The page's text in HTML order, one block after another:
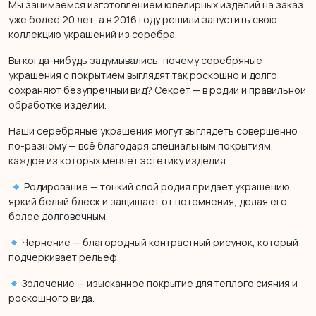
Мы занимаемся изготовлением ювелирных изделий на заказ
уже более 20 лет, а в 2016 году решили запустить свою
коллекцию украшений из серебра.
Вы когда-нибудь задумывались, почему серебряные
украшения с покрытием выглядят так роскошно и долго
сохраняют безупречный вид? Секрет — в родии и правильной
обработке изделий.
Наши серебряные украшения могут выглядеть совершенно
по-разному — всё благодаря специальным покрытиям,
каждое из которых меняет эстетику изделия.
Родирование — тонкий слой родия придает украшению
яркий белый блеск и защищает от потемнения, делая его
более долговечным.
Чернение — благородный контрастный рисунок, который
подчеркивает рельеф.
Золочение — изысканное покрытие для теплого сияния и
роскошного вида.